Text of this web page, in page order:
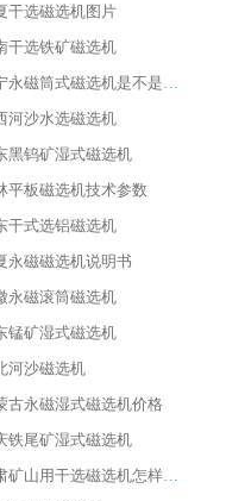
干选磁选机图片
干选铁矿磁选机
辽宁永磁筒式磁选机是不是强磁
河沙水选磁选机
黑钨矿湿式磁选机
平板磁选机技术参数
干式选铝磁选机
永磁磁选机说明书
永磁滚筒磁选机
锰矿湿式磁选机
河沙磁选机
古永磁湿式磁选机价格
铁尾矿湿式磁选机
甘肃矿山用干选磁选机怎样调磁